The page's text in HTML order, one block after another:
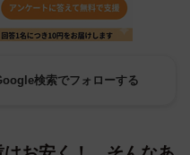
検索でフォローする